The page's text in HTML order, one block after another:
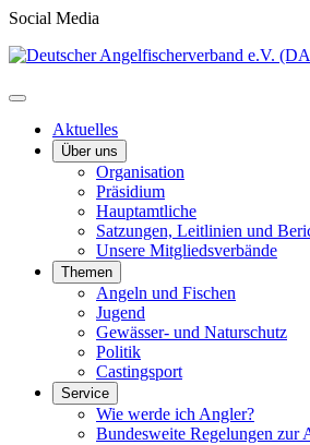
Social Media
Aktuelles
Über uns
Organisation
Präsidium
Hauptamtliche
Satzungen, Leitlinien und
Unsere Mitgliedsverbände
Themen
Angeln und Fischen
Jugend
Gewässer- und Naturschutz
Politik
Castingsport
Service
Wie werde ich Angler?
Bundesweite Regelungen zur